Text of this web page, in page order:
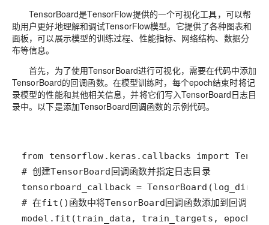
TensorBoard是TensorFlow提供的一个可视化工具，可以帮
助用户更好地理解和调试TensorFlow模型。它提供了各种图表和
面板，可以展示模型的训练过程、性能指标、网络结构、数据分
布等信息。
首先，为了使用TensorBoard进行可视化，需要在代码中添加
TensorBoard的回调函数。在模型训练时，每个epoch结束时将记
录模型的性能和其他相关信息，并将它们写入TensorBoard日志目
录中。以下是添加TensorBoard回调函数的示例代码。
model.fit(train_data, train_targets,